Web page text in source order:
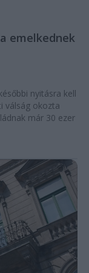
emelkednek
nyitásra kell
válság okozta
már 30 ezer